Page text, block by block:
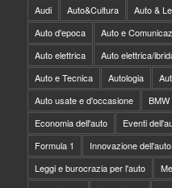
Audi
Auto&Cultura Auto &
Auto d'epoca
Auto e
Auto elettrica
Auto elettrica/
Auto e Tecnica
Autologia
Auto usate e d'occasione
BMW
Economia dell'auto
Eventi
Formula 1
Innovazione dell'auto
Leggi e burocrazia per l'auto